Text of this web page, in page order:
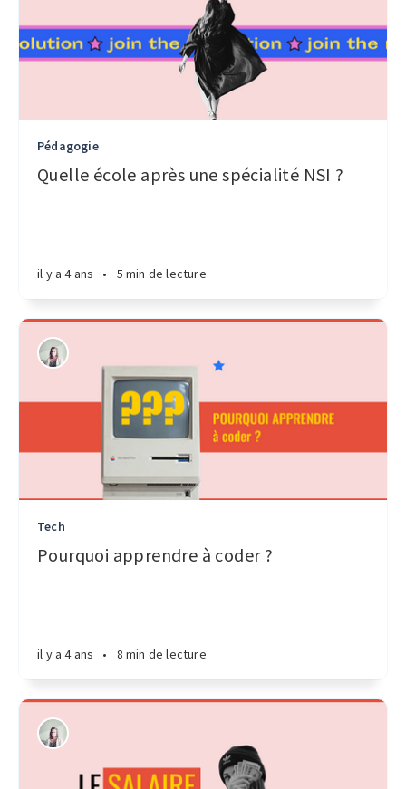
Pédagogie
Quelle école après une spécialité NSI ?
il y a 4 ans • 5 min de lecture
Tech
Pourquoi apprendre à coder ?
il y a 4 ans • 8 min de lecture